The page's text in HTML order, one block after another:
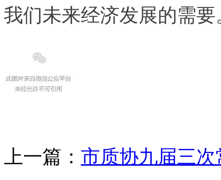
我们未来经济发展的需要
上一篇： 市质协九届三